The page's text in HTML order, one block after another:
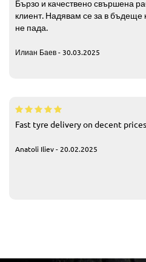
Бързо и качествено свършена
клиент. Надявам се за в бъдеще
не пада.
Илиан Баев - 30.03.2025
Fast tyre delivery on decent
Anatoli Iliev - 20.02.2025